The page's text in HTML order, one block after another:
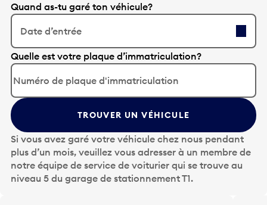
Quand as-tu garé ton véhicule?
Date d’entrée
A
p
p
u
y
e
z
s
u
r
l
Quelle est votre plaque d’immatriculation?
TROUVER UN VÉHICULE
Si vous avez garé votre véhicule chez nous pendant
plus d’un mois, veuillez vous adresser à un membre de
notre équipe de service de voiturier qui se trouve au
niveau 5 du garage de stationnement T1.